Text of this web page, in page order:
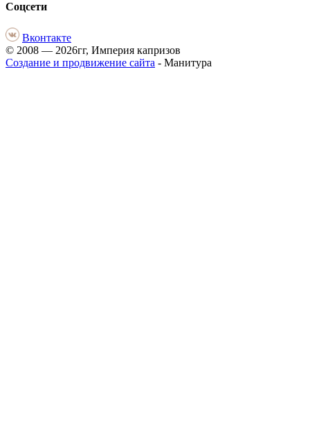
Соцсети
Вконтакте
© 2008 — 2026гг, Империя капризов
Создание и продвижение сайта - Манитура